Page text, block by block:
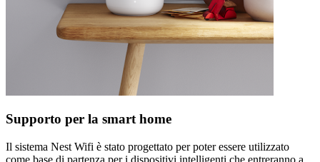
Supporto per la smart home
Il sistema Nest Wifi è stato progettato per poter essere utilizzato
come base di partenza per i dispositivi intelligenti che entreranno a